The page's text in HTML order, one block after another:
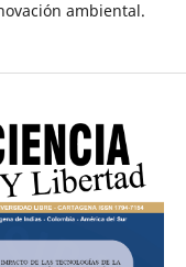
ambiental.